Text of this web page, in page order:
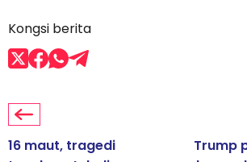
Kongsi berita
16 maut, tragedi
Trump